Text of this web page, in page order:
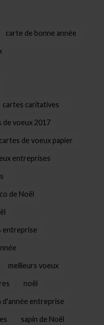
carte de bonne année
cartes caritatives
de voeux 2017
cartes de voeux papier
entreprises
de Noël
entreprise
meilleurs voeux
noël
d'année entreprise
sapin de Noël